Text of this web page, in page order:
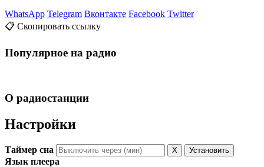
WhatsApp Telegram Вконтакте Facebook Twitter
📋 Скопировать ссылку
Популярное на радио
О радиостанции
Настройки
Таймер сна X Установить
Язык плеера